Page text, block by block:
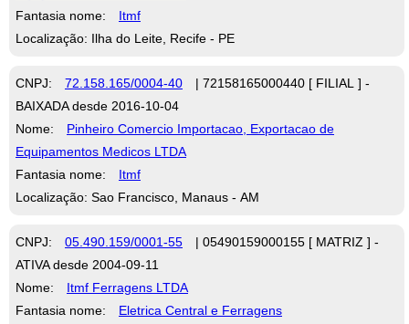
Fantasia nome:
Itmf
Localização: Ilha do Leite, Recife - PE
CNPJ: 72.158.165/0004-40
| 72158165000440 [ FILIAL ] -
BAIXADA desde 2016-10-04
Nome:
Pinheiro Comercio Importacao, Exportacao de
Equipamentos Medicos LTDA
Fantasia nome:
Itmf
Localização: Sao Francisco, Manaus - AM
CNPJ: 05.490.159/0001-55
| 05490159000155 [ MATRIZ ] -
ATIVA desde 2004-09-11
Nome:
Itmf Ferragens LTDA
Fantasia nome:
Eletrica Central e Ferragens